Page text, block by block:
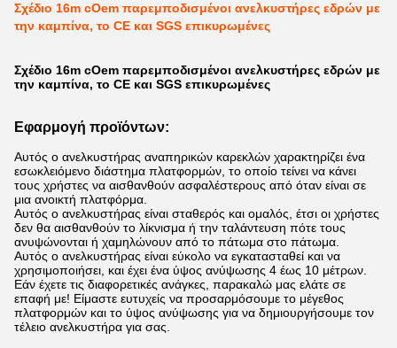
Σχέδιο 16m cOem παρεμποδισμένοι ανελκυστήρες εδρών με
την καμπίνα, το CE και SGS επικυρωμένες
Σχέδιο 16m cOem παρεμποδισμένοι ανελκυστήρες εδρών με
την καμπίνα, το CE και SGS επικυρωμένες
Εφαρμογή προϊόντων:
Αυτός ο ανελκυστήρας αναπηρικών καρεκλών χαρακτηρίζει ένα
εσωκλειόμενο διάστημα πλατφορμών, το οποίο τείνει να κάνει
τους χρήστες να αισθανθούν ασφαλέστερους από όταν είναι σε
μια ανοικτή πλατφόρμα.
Αυτός ο ανελκυστήρας είναι σταθερός και ομαλός, έτσι οι χρήστες
δεν θα αισθανθούν το λίκνισμα ή την ταλάντευση πότε τους
ανυψώνονται ή χαμηλώνουν από το πάτωμα στο πάτωμα.
Αυτός ο ανελκυστήρας είναι εύκολο να εγκατασταθεί και να
χρησιμοποιήσει, και έχει ένα ύψος ανύψωσης 4 έως 10 μέτρων.
Εάν έχετε τις διαφορετικές ανάγκες, παρακαλώ μας ελάτε σε
επαφή με! Είμαστε ευτυχείς να προσαρμόσουμε το μέγεθος
πλατφορμών και το ύψος ανύψωσης για να δημιουργήσουμε τον
τέλειο ανελκυστήρα για σας.